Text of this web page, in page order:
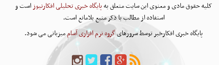
کلیه حقوق مادی و معنوی این سایت متعلق بهپایگاه خبری تحلیلی افکارنیوزاست و
استفاده از مطالب با ذکر منبع بلامانع است.
پایگاه خبری افکارخبر توسط سرورهایگروه نرم افزاری آساممیزبانی می شود.